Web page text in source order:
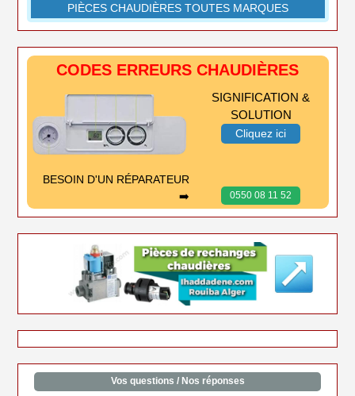
PIÈCES CHAUDIÈRES TOUTES MARQUES
CODES ERREURS CHAUDIÈRES
SIGNIFICATION &
SOLUTION
Cliquez ici
0550 08 11 52
BESOIN D'UN RÉPARATEUR
➡️
Vos questions / Nos réponses